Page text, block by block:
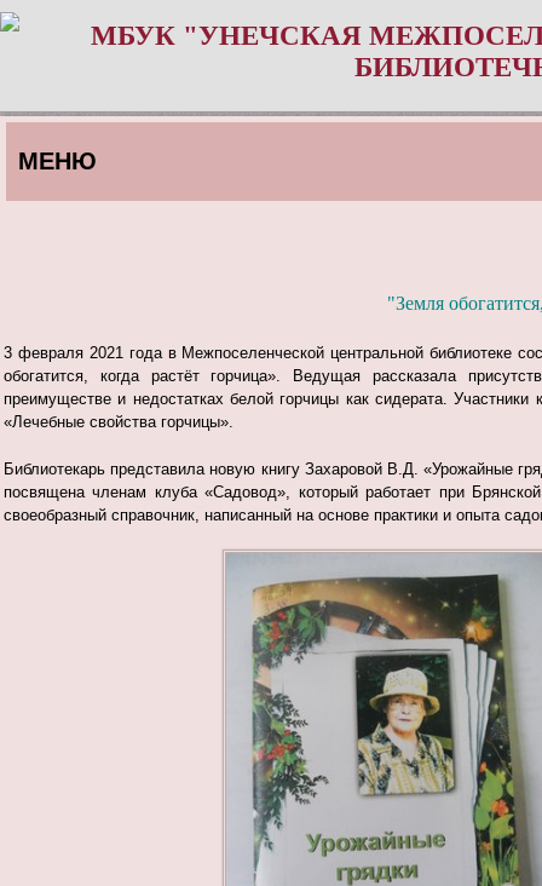
МБУК "УНЕЧСКАЯ
МЕНЮ
"Земля
3 февраля 2021 года в Межпоселенческой центральной библиотеке
обогатится, когда растёт горчица». Ведущая рассказала
преимуществе и недостатках белой горчицы как сидерата.
«Лечебные свойства горчицы».
Библиотекарь представила новую книгу Захаровой В.Д. «Урожайные
посвящена членам клуба «Садовод», который работает при
своеобразный справочник, написанный на основе практики и опыта